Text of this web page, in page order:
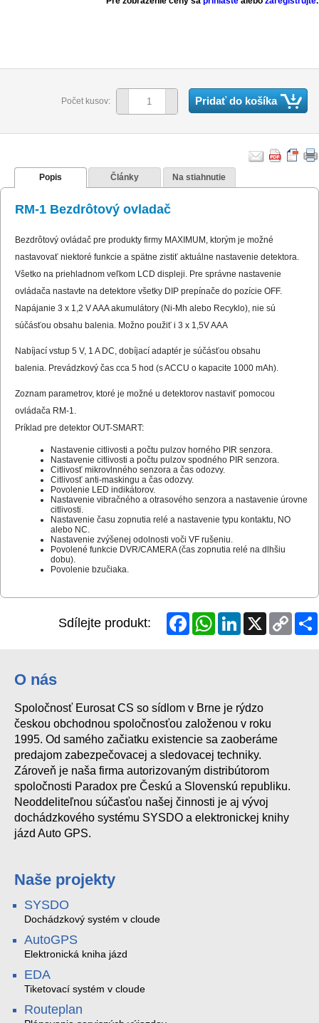
Počet kusov: Pridať do košíka
Popis Články Na stiahnutie
RM-1 Bezdrôtový ovladač
Bezdrôtový ovládač pre produkty firmy MAXIMUM, ktorým je možné
nastavovať niektoré funkcie a spätne zistiť aktuálne nastavenie detektora.
Všetko na priehladnom veľkom LCD displeji. Pre správne nastavenie
ovládača nastavte na detektore všetky DIP prepínače do pozície OFF.
Napájanie 3 x 1,2 V AAA akumulátory (Ni-Mh alebo Recyklo), nie sú
súčásťou obsahu balenia. Možno použiť i 3 x 1,5V AAA
Nabíjací vstup 5 V, 1 A DC, dobíjací adaptér je súčásťou obsahu
balenia. Prevádzkový čas cca 5 hod (s ACCU o kapacite 1000 mAh).
Zoznam parametrov, ktoré je možné u detektorov nastaviť pomocou
ovládača RM-1.
Príklad pre detektor OUT-SMART:
Nastavenie citlivosti a počtu pulzov horného PIR senzora.
Nastavenie citlivosti a počtu pulzov spodného PIR senzora.
Citlivosť mikrovlnného senzora a čas odozvy.
Citlivosť anti-maskingu a čas odozvy.
Povolenie LED indikátorov.
Nastavenie vibračného a otrasového senzora a nastavenie úrovne
citlivosti.
Nastavenie času zopnutia relé a nastavenie typu kontaktu, NO
alebo NC.
Nastavenie zvýšenej odolnosti voči VF rušeniu.
Povolené funkcie DVR/CAMERA (čas zopnutia relé na dlhšiu
dobu).
Povolenie bzučiaka.
Sdílejte produkt: FacebookWhatsAppLinkedInX
Copy
Link
O nás
Spoločnosť Eurosat CS so sídlom v Brne je rýdzo
českou obchodnou spoločnosťou založenou v roku
1995. Od samého začiatku existencie sa zaoberáme
predajom zabezpečovacej a sledovacej techniky.
Zároveň je naša firma autorizovaným distribútorom
spoločnosti Paradox pre Českú a Slovenskú republiku.
Neoddeliteľnou súčasťou našej činnosti je aj vývoj
dochádzkového systému SYSDO a elektronickej knihy
jázd Auto GPS.
Naše projekty
SYSDO
Dochádzkový systém v cloude
AutoGPS
Elektronická kniha jázd
EDA
Tiketovací systém v cloude
Routeplan